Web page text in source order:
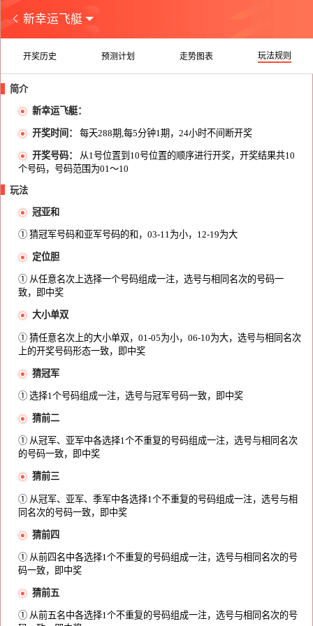
新幸运飞艇
开奖历史 预测计划 走势图表 玩法规则
简介
新幸运飞艇：
开奖时间： 每天288期,每5分钟1期，24小时不间断开奖
开奖号码：
从1号位置到10号位置的顺序进行开奖，开奖结果共10
个号码，号码范围为01～10
玩法
冠亚和
① 猜冠军号码和亚军号码的和，03-11为小，12-19为大
定位胆
① 从任意名次上选择一个号码组成一注，选号与相同名次的号码一
致，即中奖
大小单双
① 猜任意名次上的大小单双，01-05为小，06-10为大，选号与相同名次
上的开奖号码形态一致，即中奖
猜冠军
① 选择1个号码组成一注，选号与冠军号码一致，即中奖
猜前二
① 从冠军、亚军中各选择1个不重复的号码组成一注，选号与相同名次
的号码一致，即中奖
猜前三
① 从冠军、亚军、季军中各选择1个不重复的号码组成一注，选号与相
同名次的号码一致，即中奖
猜前四
① 从前四名中各选择1个不重复的号码组成一注，选号与相同名次的号
码一致，即中奖
猜前五
① 从前五名中各选择1个不重复的号码组成一注，选号与相同名次的号